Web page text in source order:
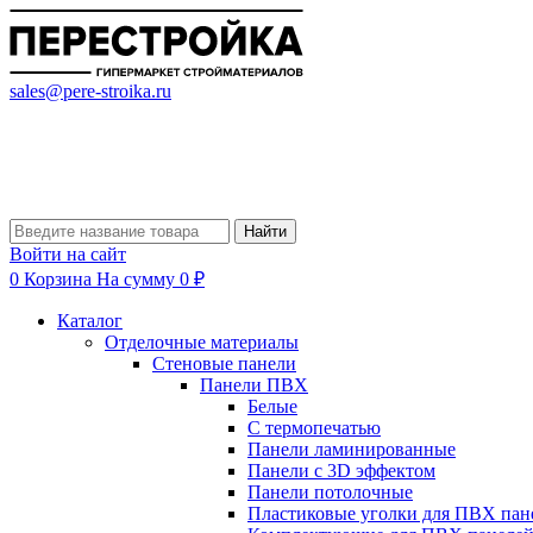
sales@pere-stroika.ru
Найти
Войти на сайт
0 Корзина На сумму 0 ₽
Каталог
Отделочные материалы
Стеновые панели
Панели ПВХ
Белые
С термопечатью
Панели ламинированные
Панели с 3D эффектом
Панели потолочные
Пластиковые уголки для ПВХ